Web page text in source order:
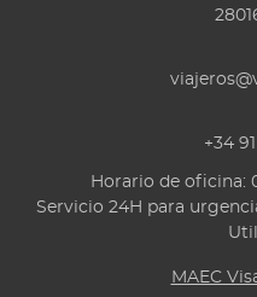
+34
Horario de oficina:
Servicio 24H para
MAEC